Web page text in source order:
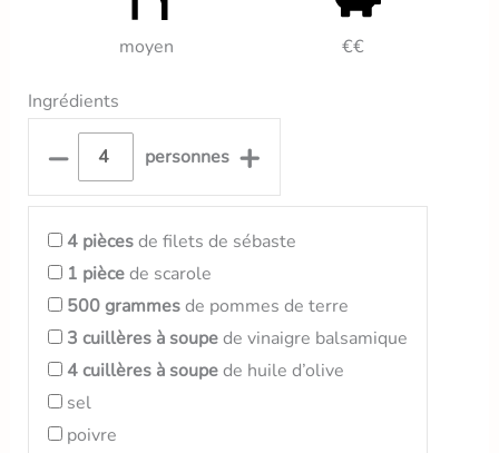
moyen €€
Ingrédients
– personnes +
4 piècesde filets de sébaste
1 piècede scarole
500grammesde pommes de terre
3 cuillères à soupede vinaigre balsamique
4cuillères à soupede huile d’olive
sel
poivre